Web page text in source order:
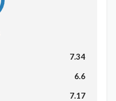
7.34
6.6
7.17